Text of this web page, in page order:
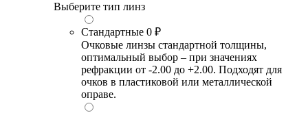
Выберите тип линз
Стандартные 0 ₽
Очковые линзы стандартной толщины,
оптимальный выбор – при значениях
рефракции от -2.00 до +2.00. Подходят для
очков в пластиковой или металлической
оправе.